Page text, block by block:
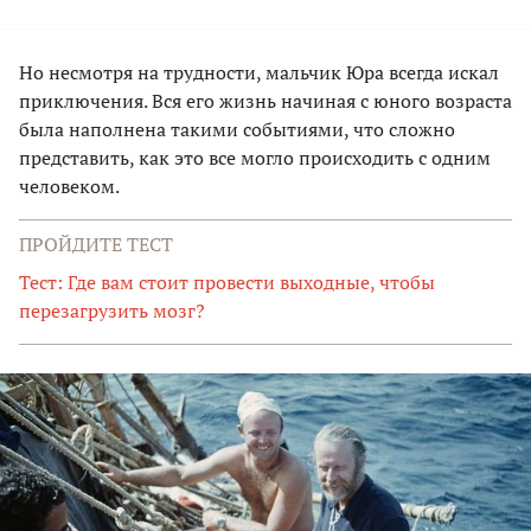
Но несмотря на трудности, мальчик Юра всегда искал
приключения. Вся его жизнь начиная с юного возраста
была наполнена такими событиями, что сложно
представить, как это все могло происходить с одним
человеком.
ПРОЙДИТЕ ТЕСТ
Тест: Где вам стоит провести выходные, чтобы
перезагрузить мозг?